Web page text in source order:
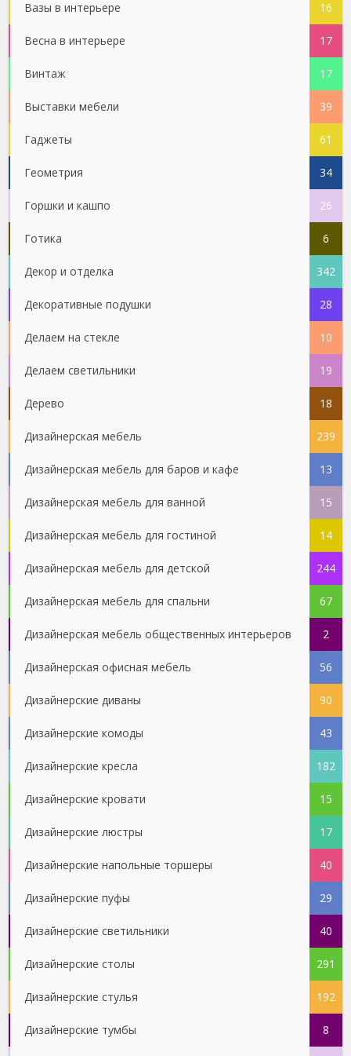
Вазы в интерьере 16
Весна в интерьере 17
Винтаж 17
Выставки мебели 39
Гаджеты 61
Геометрия 34
Горшки и кашпо 26
Готика 6
Декор и отделка 342
Декоративные подушки 28
Делаем на стекле 10
Делаем светильники 19
Дерево 18
Дизайнерская мебель 239
Дизайнерская мебель для баров и кафе 13
Дизайнерская мебель для ванной 15
Дизайнерская мебель для гостиной 14
Дизайнерская мебель для детской 244
Дизайнерская мебель для спальни 67
Дизайнерская мебель общественных интерьеров 2
Дизайнерская офисная мебель 56
Дизайнерские диваны 90
Дизайнерские комоды 43
Дизайнерские кресла 182
Дизайнерские кровати 15
Дизайнерские люстры 17
Дизайнерские напольные торшеры 40
Дизайнерские пуфы 29
Дизайнерские светильники 40
Дизайнерские столы 291
Дизайнерские стулья 192
Дизайнерские тумбы 8